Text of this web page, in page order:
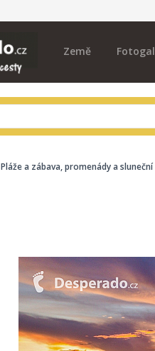
Země
Pláže a zábava, promenády a